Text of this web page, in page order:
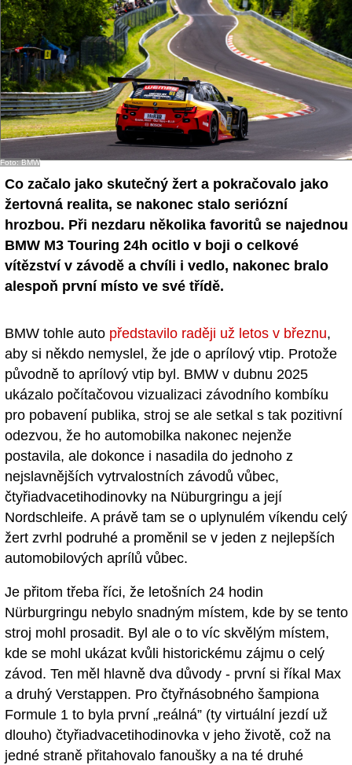
- Ostatní
Diskuzní fórum
Sledujte nás!
Foto: BMW
Co začalo jako skutečný žert a pokračovalo jako
žertovná realita, se nakonec stalo seriózní
hrozbou. Při nezdaru několika favoritů se najednou
BMW M3 Touring 24h ocitlo v boji o celkové
vítězství v závodě a chvíli i vedlo, nakonec bralo
alespoň první místo ve své třídě.
BMW tohle auto představilo raději už letos v březnu,
aby si někdo nemyslel, že jde o aprílový vtip. Protože
původně to aprílový vtip byl. BMW v dubnu 2025
ukázalo počítačovou vizualizaci závodního kombíku
pro pobavení publika, stroj se ale setkal s tak pozitivní
odezvou, že ho automobilka nakonec nejenže
postavila, ale dokonce i nasadila do jednoho z
nejslavnějších vytrvalostních závodů vůbec,
čtyřiadvacetihodinovky na Nüburgringu a její
Nordschleife. A právě tam se o uplynulém víkendu celý
žert zvrhl podruhé a proměnil se v jeden z nejlepších
automobilových aprílů vůbec.
Je přitom třeba říci, že letošních 24 hodin
Nürburgringu nebylo snadným místem, kde by se tento
stroj mohl prosadit. Byl ale o to víc skvělým místem,
kde se mohl ukázat kvůli historickému zájmu o celý
závod. Ten měl hlavně dva důvody - první si říkal Max
a druhý Verstappen. Pro čtyřnásobného šampiona
Formule 1 to byla první „reálná” (ty virtuální jezdí už
dlouho) čtyřiadvacetihodinovka v jeho životě, což na
jedné straně přitahovalo fanoušky a na té druhé